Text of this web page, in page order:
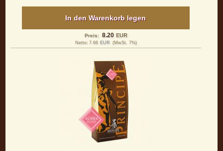
In den Warenkorb legen
Preis: 8.20 EUR
Netto: 7.66 EUR (MwSt. 7%)